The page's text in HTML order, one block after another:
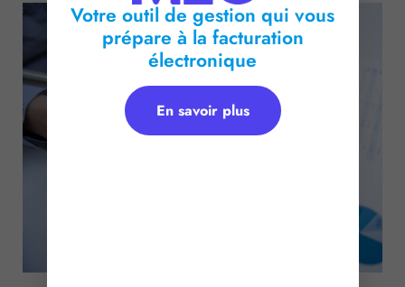
Votre outil de gestion qui vous
prépare à la facturation
électronique
En savoir plus